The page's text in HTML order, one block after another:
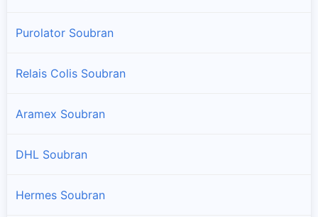
Purolator Soubran
Relais Colis Soubran
Aramex Soubran
DHL Soubran
Hermes Soubran